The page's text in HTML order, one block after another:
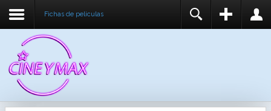
Fichas de peliculasREGISTER